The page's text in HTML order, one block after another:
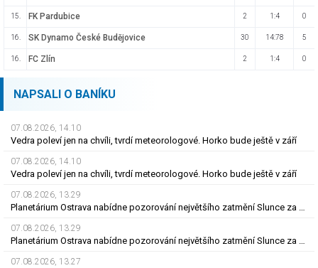
15. FK Pardubice 2 1:4 0
16. SK Dynamo České Budějovice 30 14:78 5
16. FC Zlín 2 1:4 0
NAPSALI O BANÍKU
07.08.2026, 14.10
Vedra poleví jen na chvíli, tvrdí meteorologové. Horko bude ještě v září
07.08.2026, 14.10
Vedra poleví jen na chvíli, tvrdí meteorologové. Horko bude ještě v září
07.08.2026, 13.29
Planetárium Ostrava nabídne pozorování největšího zatmění Slunce za mnoho let
07.08.2026, 13.29
Planetárium Ostrava nabídne pozorování největšího zatmění Slunce za mnoho let
07.08.2026, 13.27